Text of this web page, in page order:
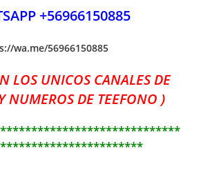
+56966150885
wa.me/56966150885
LOS UNICOS CANALES DE
NUMEROS DE TEEFONO )